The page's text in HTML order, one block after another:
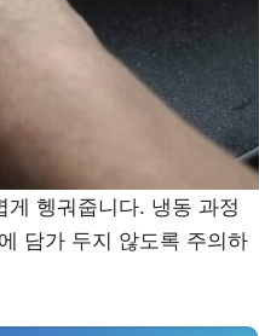
헹궈줍니다. 냉동 과정
담가 두지 않도록 주의하